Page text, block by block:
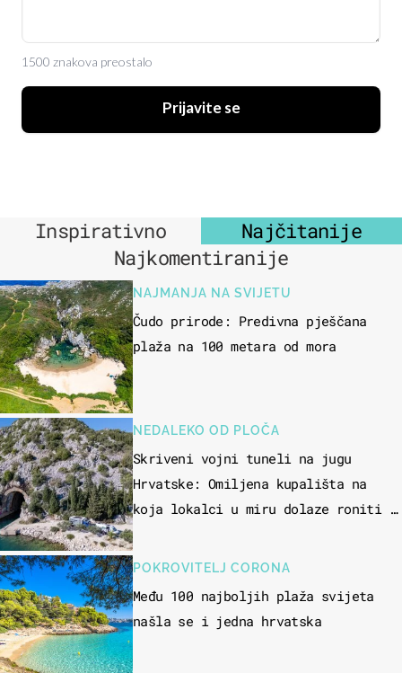
1500 znakova preostalo
Prijavite se
Inspirativno
Najčitanije
Najkomentiranije
NAJMANJA NA SVIJETU
Čudo prirode: Predivna pješčana
plaža na 100 metara od mora
NEDALEKO OD PLOČA
Skriveni vojni tuneli na jugu
Hrvatske: Omiljena kupališta na
koja lokalci u miru dolaze roniti i
POKROVITELJ CORONA
Među 100 najboljih plaža svijeta
našla se i jedna hrvatska